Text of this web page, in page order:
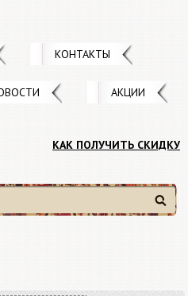
КОНТАКТЫ
АКЦИИ
КАК ПОЛУЧИТЬ СКИДКУ
Найти